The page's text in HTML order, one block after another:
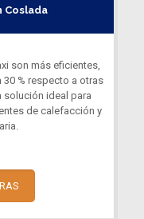
Coslada
son más eficientes,
% respecto a otras
solución ideal para
de calefacción y